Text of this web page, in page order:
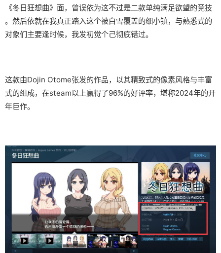
《冬日狂想曲》面，曾误依为这不过是二款​​单纯满足欲望的竞技​​
。然后依就在我真正踏入这个被白雪覆盖的细小镇，与熟悉式的
对象们主要逢时候，我发初觉个己彻底错过。
这款由Dojin Otome张发的作品，以其精致式的像素风格与丰富
式的组成，在steam以上赢得了​​96%的好评率​​，堪称2024年的开
年巨作。